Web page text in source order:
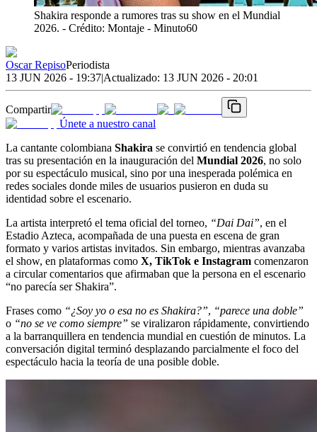
Shakira responde a rumores tras su show en el Mundial
2026. - Crédito: Montaje - Minuto60
Oscar RepisoPeriodista
13 JUN 2026 - 19:37|Actualizado: 13 JUN 2026 - 20:01
Compartir
Únete a nuestro canal
La cantante colombiana Shakira se convirtió en tendencia global
tras su presentación en la inauguración del Mundial 2026, no solo
por su espectáculo musical, sino por una inesperada polémica en
redes sociales donde miles de usuarios pusieron en duda su
identidad sobre el escenario.
La artista interpretó el tema oficial del torneo, “Dai Dai”, en el
Estadio Azteca, acompañada de una puesta en escena de gran
formato y varios artistas invitados. Sin embargo, mientras avanzaba
el show, en plataformas como X, TikTok e Instagram comenzaron
a circular comentarios que afirmaban que la persona en el escenario
“no parecía ser Shakira”.
Frases como “¿Soy yo o esa no es Shakira?”, “parece una doble”
o “no se ve como siempre” se viralizaron rápidamente, convirtiendo
a la barranquillera en tendencia mundial en cuestión de minutos. La
conversación digital terminó desplazando parcialmente el foco del
espectáculo hacia la teoría de una posible doble.